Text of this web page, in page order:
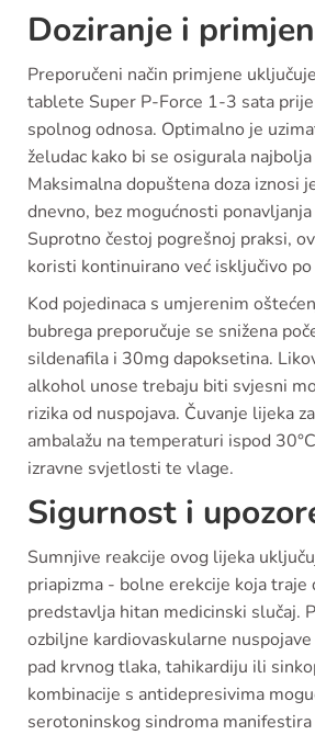
Doziranje i
Preporučeni način primjene
tablete Super P-Force 1-3 sata
spolnog odnosa. Optimalno je
želudac kako bi se osigurala
Maksimalna dopuštena doza iznosi
dnevno, bez mogućnosti
Suprotno čestoj pogrešnoj praksi,
koristi kontinuirano već isključivo
Kod pojedinaca s umjerenim
bubrega preporučuje se snižena
sildenafila i 30mg dapoksetina.
alkohol unose trebaju biti svjesni
rizika od nuspojava. Čuvanje lijeka
ambalažu na temperaturi ispod
izravne svjetlosti te vlage.
Sigurnost i
Sumnjive reakcije ovog lijeka
priapizma - bolne erekcije koja
predstavlja hitan medicinski slučaj.
ozbiljne kardiovaskularne
pad krvnog tlaka, tahikardiju ili
kombinacije s antidepresivima
serotoninskog sindroma